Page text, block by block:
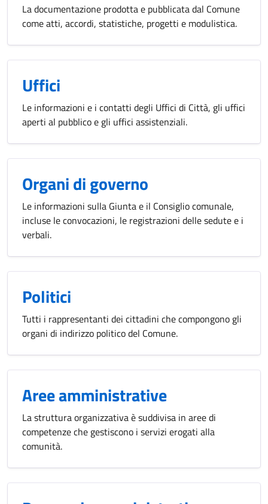
La documentazione prodotta e pubblicata dal Comune
come atti, accordi, statistiche, progetti e modulistica.
Uffici
Le informazioni e i contatti degli Uffici di Città, gli uffici
aperti al pubblico e gli uffici assistenziali.
Organi di governo
Le informazioni sulla Giunta e il Consiglio comunale,
incluse le convocazioni, le registrazioni delle sedute e i
verbali.
Politici
Tutti i rappresentanti dei cittadini che compongono gli
organi di indirizzo politico del Comune.
Aree amministrative
La struttura organizzativa è suddivisa in aree di
competenze che gestiscono i servizi erogati alla
comunità.